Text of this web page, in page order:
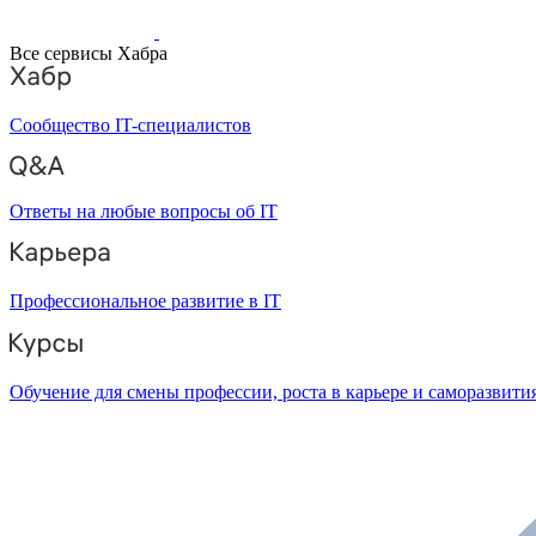
Все сервисы Хабра
Сообщество IT-специалистов
Ответы на любые вопросы об IT
Профессиональное развитие в IT
Обучение для смены профессии, роста в карьере и